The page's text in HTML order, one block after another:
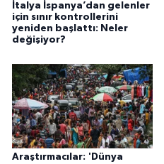
İtalya İspanya’dan gelenler
için sınır kontrollerini
yeniden başlattı: Neler
değişiyor?
Araştırmacılar: 'Dünya